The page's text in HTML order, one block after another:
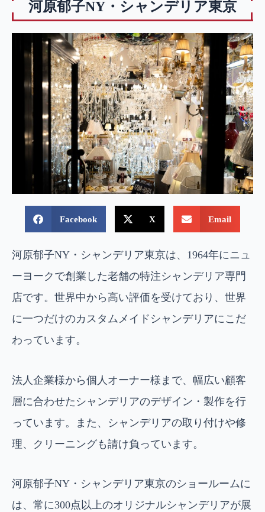
河原郁子NY・シャンデリア東京
Facebook X Email
河原郁子NY・シャンデリア東京は、1964年にニュ
ーヨークで創業した老舗の特注シャンデリア専門
店です。世界中から高い評価を受けており、世界
に一つだけのカスタムメイドシャンデリアにこだ
わっています。
法人企業様から個人オーナー様まで、幅広い顧客
層に合わせたシャンデリアのデザイン・製作を行
っています。また、シャンデリアの取り付けや修
理、クリーニングも請け負っています。
河原郁子NY・シャンデリア東京のショールームに
は、常に300点以上のオリジナルシャンデリアが展